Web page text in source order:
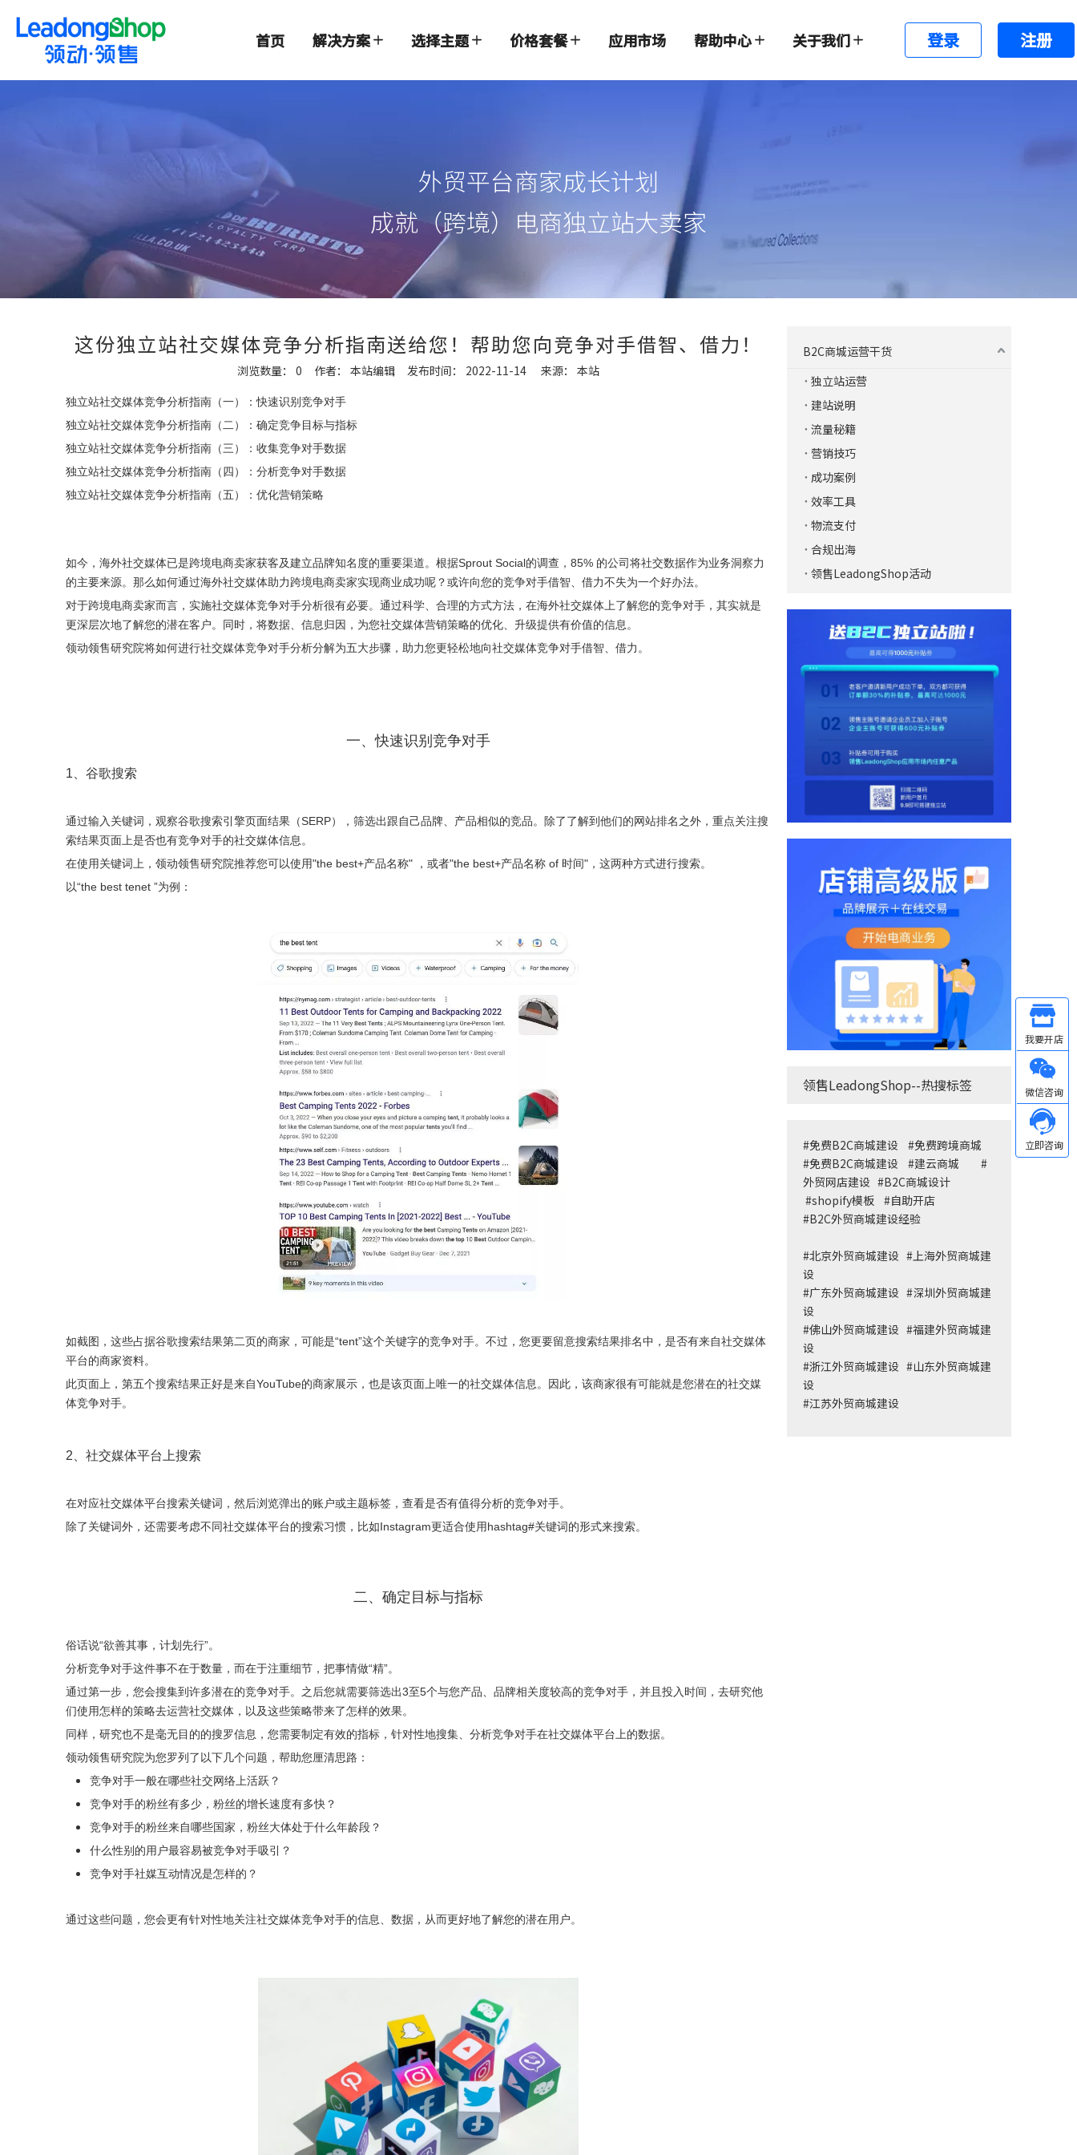
首页 解决方案 选择主题 价格套餐 应用市场 帮助中心 关于我们 登录 注册
外贸平台商家成长计划
成就（跨境）电商独立站大卖家
这份独立站社交媒体竞争分析指南送给您！帮助您向竞争对手借智、借力！
浏览数量： 0 作者： 本站编辑 发布时间： 2022-11-14 来源： 本站
["wechat","weibo","qzone","douban","email"]
独立站社交媒体竞争分析指南（一）：快速识别竞争对手
独立站社交媒体竞争分析指南（二）：确定竞争目标与指标
独立站社交媒体竞争分析指南（三）：收集竞争对手数据
独立站社交媒体竞争分析指南（四）：分析竞争对手数据
独立站社交媒体竞争分析指南（五）：优化营销策略
如今，海外社交媒体已是跨境电商卖家获客及建立品牌知名度的重要渠道。根据Sprout Social的调查，85% 的公司将社交数据作为业务洞察力
的主要来源。那么如何通过海外社交媒体助力跨境电商卖家实现商业成功呢？或许向您的竞争对手借智、借力不失为一个好办法。
对于跨境电商卖家而言，实施社交媒体竞争对手分析很有必要。通过科学、合理的方式方法，在海外社交媒体上了解您的竞争对手，其实就是
更深层次地了解您的潜在客户。同时，将数据、信息归因，为您社交媒体营销策略的优化、升级提供有价值的信息。
领动领售研究院将如何进行社交媒体竞争对手分析分解为五大步骤，助力您更轻松地向社交媒体竞争对手借智、借力。
一、快速识别竞争对手
1、谷歌搜索
通过输入关键词，观察谷歌搜索引擎页面结果（SERP），筛选出跟自己品牌、产品相似的竞品。除了了解到他们的网站排名之外，重点关注搜
索结果页面上是否也有竞争对手的社交媒体信息。
在使用关键词上，领动领售研究院推荐您可以使用"the best+产品名称" ，或者"the best+产品名称 of 时间"，这两种方式进行搜索。
以“the best tenet ”为例：
如截图，这些占据谷歌搜索结果第二页的商家，可能是“tent”这个关键字的竞争对手。不过，您更要留意搜索结果排名中，是否有来自社交媒体
平台的商家资料。
此页面上，第五个搜索结果正好是来自YouTube的商家展示，也是该页面上唯一的社交媒体信息。因此，该商家很有可能就是您潜在的社交媒
体竞争对手。
2、社交媒体平台上搜索
在对应社交媒体平台搜索关键词，然后浏览弹出的账户或主题标签，查看是否有值得分析的竞争对手。
除了关键词外，还需要考虑不同社交媒体平台的搜索习惯，比如Instagram更适合使用hashtag#关键词的形式来搜索。
二、确定目标与指标
俗话说“欲善其事，计划先行”。
分析竞争对手这件事不在于数量，而在于注重细节，把事情做“精”。
通过第一步，您会搜集到许多潜在的竞争对手。之后您就需要筛选出3至5个与您产品、品牌相关度较高的竞争对手，并且投入时间，去研究他
们使用怎样的策略去运营社交媒体，以及这些策略带来了怎样的效果。
同样，研究也不是毫无目的的搜罗信息，您需要制定有效的指标，针对性地搜集、分析竞争对手在社交媒体平台上的数据。
领动领售研究院为您罗列了以下几个问题，帮助您厘清思路：
竞争对手一般在哪些社交网络上活跃？
竞争对手的粉丝有多少，粉丝的增长速度有多快？
竞争对手的粉丝来自哪些国家，粉丝大体处于什么年龄段？
什么性别的用户最容易被竞争对手吸引？
竞争对手社媒互动情况是怎样的？
通过这些问题，您会更有针对性地关注社交媒体竞争对手的信息、数据，从而更好地了解您的潜在用户。
B2C商城运营干货
独立站运营
建站说明
流量秘籍
营销技巧
成功案例
效率工具
物流支付
合规出海
领售LeadongShop活动
领售LeadongShop--热搜标签
#免费B2C商城建设 #免费跨境商城
#免费B2C商城建设 #建云商城 #
外贸网店建设 #B2C商城设计
#shopify模板 #自助开店
#B2C外贸商城建设经验
#北京外贸商城建设 # 上海外贸商城建
设
#广东外贸商城建设 #深圳外贸商城建
设
#佛山外贸商城建设 #福建外贸商城建
设
#浙江外贸商城建设 #山东外贸商城建
设
#江苏外贸商城建设
Other
微信